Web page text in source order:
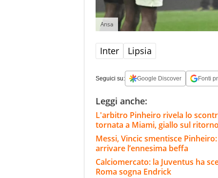
Ansa
Inter Lipsia
Seguici su: Google Discover Fonti
Leggi anche:
L'arbitro Pinheiro rivela lo
tornata a Miami, giallo sul
Messi, Vincic smentisce
arrivare l’ennesima beffa
Calciomercato: la Juventus ha
Roma sogna Endrick